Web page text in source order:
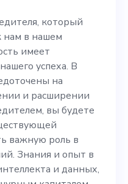
важную
важных
и опыт в
а
с
который
нам в нашем
имеет
успеха. В
на
и расширении
вы будете
важную роль в
Знания и опыт в
и данных,